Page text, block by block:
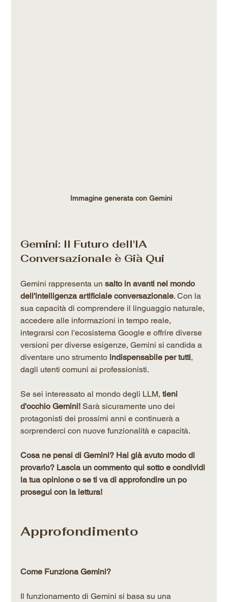
Immagine generata con Gemini
Gemini: Il Futuro dell'IA
Conversazionale è Già Qui
Gemini rappresenta un salto in avanti nel mondo
dell'intelligenza artificiale conversazionale. Con la
sua capacità di comprendere il linguaggio naturale,
accedere alle informazioni in tempo reale,
integrarsi con l'ecosistema Google e offrire diverse
versioni per diverse esigenze, Gemini si candida a
diventare uno strumento indispensabile per tutti,
dagli utenti comuni ai professionisti.
Se sei interessato al mondo degli LLM, tieni
d'occhio Gemini! Sarà sicuramente uno dei
protagonisti dei prossimi anni e continuerà a
sorprenderci con nuove funzionalità e capacità.
Cosa ne pensi di Gemini? Hai già avuto modo di
provarlo? Lascia un commento qui sotto e condividi
la tua opinione o se ti va di approfondire un po
prosegui con la lettura!
Approfondimento
Come Funziona Gemini?
Il funzionamento di Gemini si basa su una